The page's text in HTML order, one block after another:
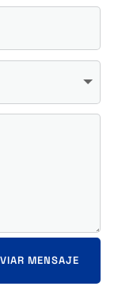
MENSAJE